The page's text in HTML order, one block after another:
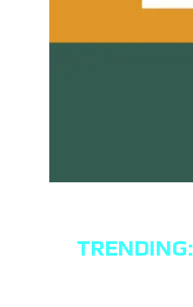
TRENDING: